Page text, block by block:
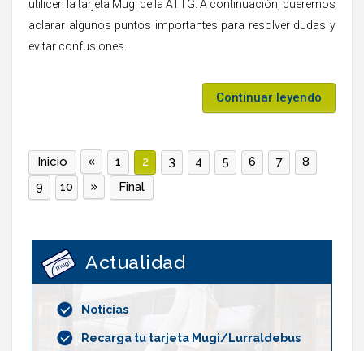
utilicen la tarjeta Mugi de la ATTG. A continuación, queremos
aclarar algunos puntos importantes para resolver dudas y
evitar confusiones.
Continuar leyendo
Inicio « 1 2 3 4 5 6 7
8
9
10 » Final
Actualidad
Noticias
Recarga tu tarjeta Mugi/Lurraldebus